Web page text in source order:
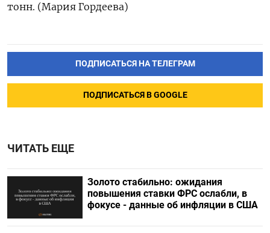
тонн. (Мария Гордеева)
ПОДПИСАТЬСЯ НА ТЕЛЕГРАМ
ПОДПИСАТЬСЯ В GOOGLE
ЧИТАТЬ ЕЩЕ
Золото стабильно: ожидания
повышения ставки ФРС ослабли, в
фокусе - данные об инфляции в США